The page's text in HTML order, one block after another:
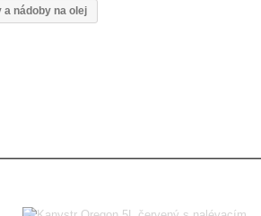
a nádoby na olej